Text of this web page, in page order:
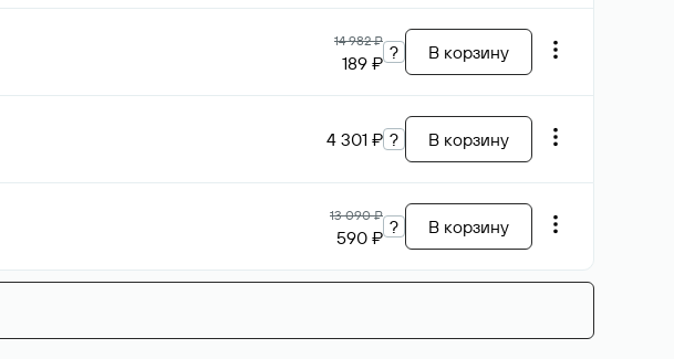
14 982 ₽
189 ₽ ? В корзину
4 301 ₽ ? В корзину
13 090 ₽
590 ₽ ? В корзину